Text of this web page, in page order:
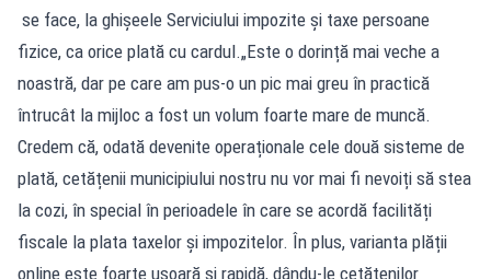
se face, la ghișeele Serviciului impozite și taxe persoane
fizice, ca orice plată cu cardul.„Este o dorință mai veche a
noastră, dar pe care am pus-o un pic mai greu în practică
întrucât la mijloc a fost un volum foarte mare de muncă.
Credem că, odată devenite operaționale cele două sisteme de
plată, cetățenii municipiului nostru nu vor mai fi nevoiți să stea
la cozi, în special în perioadele în care se acordă facilități
fiscale la plata taxelor și impozitelor. În plus, varianta plății
online este foarte ușoară și rapidă, dându-le cetățenilor